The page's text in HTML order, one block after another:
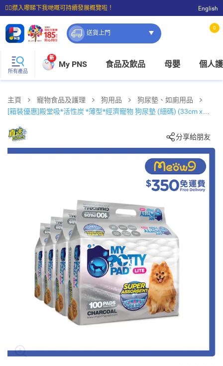
☝🏼㩒入嚟睇下我哋嘅可持續發展概覽啦！
⭐購物滿$399即享免費送貨；滿$100即可免費店取。
English
送貨上門
0
所有產品
新
My PNS 食品及飲品 母嬰 個人
主頁 寵物食品及護理 狗用品
狗尿墊、如廁用品
[箱裝優惠]殿堂吸*活性炭 *薄型*經濟寵物 狗尿墊 (細碼) (33cm x
分享給朋友